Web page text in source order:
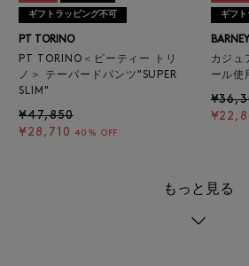
ギフトラッピング不可
PT TORINO
PT TORINO＜ピーティー トリ
ノ＞ テーパードパンツ"SUPER
SLIM"
¥47,850
¥28,710 40% OFF
ギフト
カジュ
ール使
もっと見る